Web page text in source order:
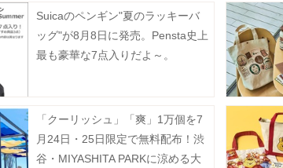
Suicaのペンギン"夏のラッキーバ
ッグ"が8月8日に発売。Pensta史上
最も豪華な7点入りだよ～。
「クーリッシュ」「爽」1万個を7
月24日・25日限定で無料配布！渋
谷・MIYASHITA PARKに涼める大